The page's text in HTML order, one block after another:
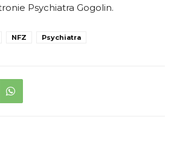
Psychiatra Gogolin.
NFZ Psychiatra